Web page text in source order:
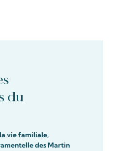
du
vie familiale,
des Martin